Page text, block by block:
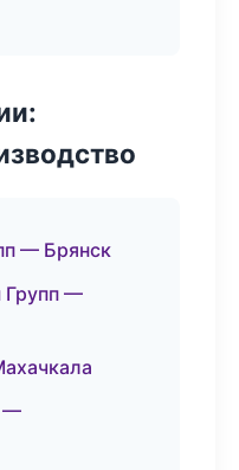
— Брянск
—
—